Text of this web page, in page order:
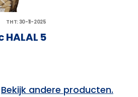
THT: 30-11-2025
5
Bekijk andere producten.